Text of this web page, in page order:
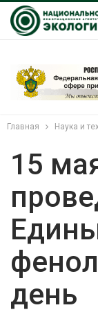
Главная Наука и
15
день